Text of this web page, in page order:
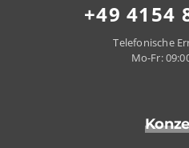
+49 4154
Telefonische
Mo-Fr: